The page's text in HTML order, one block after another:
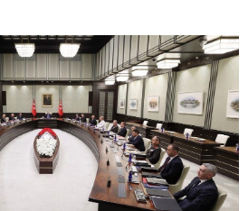
olup, soruşturma sürüyor.